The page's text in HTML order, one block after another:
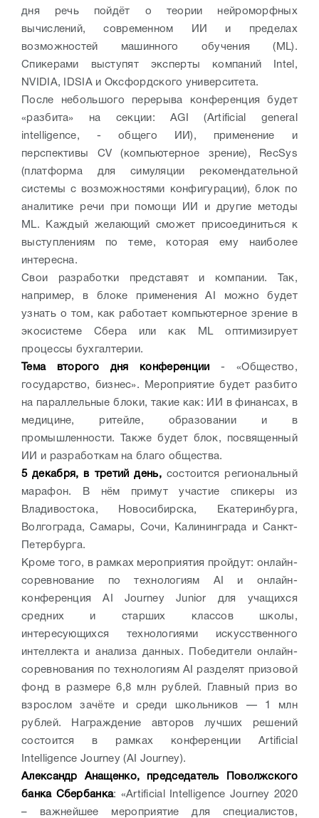
дня речь пойдёт о теории нейроморфных
вычислений, современном ИИ и пределах
возможностей машинного обучения (ML).
Спикерами выступят эксперты компаний Intel,
NVIDIA, IDSIA и Оксфордского университета.
После небольшого перерыва конференция будет
«разбита» на секции: AGI (Artificial general
intelligence, - общего ИИ), применение и
перспективы CV (компьютерное зрение), RecSys
(платформа для симуляции рекомендательной
системы с возможностями конфигурации), блок по
аналитике речи при помощи ИИ и другие методы
ML. Каждый желающий сможет присоединиться к
выступлениям по теме, которая ему наиболее
интересна.
Свои разработки представят и компании. Так,
например, в блоке применения AI можно будет
узнать о том, как работает компьютерное зрение в
экосистеме Сбера или как ML оптимизирует
процессы бухгалтерии.
Тема второго дня конференции- «Общество,
государство, бизнес». Мероприятие будет разбито
на параллельные блоки, такие как: ИИ в финансах, в
медицине, ритейле, образовании и в
промышленности. Также будет блок, посвященный
ИИ и разработкам на благо общества.
5 декабря, в третий день,состоится региональный
марафон. В нём примут участие спикеры из
Владивостока, Новосибирска, Екатеринбурга,
Волгограда, Самары, Сочи, Калининграда и Санкт-
Петербурга.
Кроме того, в рамках мероприятия пройдут: онлайн-
соревнование по технологиям AI и онлайн-
конференция AI Journey Junior для учащихся
средних и старших классов школы,
интересующихся технологиями искусственного
интеллекта и анализа данных. Победители онлайн-
соревнования по технологиям AI разделят призовой
фонд в размере 6,8 млн рублей. Главный приз во
взрослом зачёте и среди школьников — 1 млн
рублей. Награждение авторов лучших решений
состоится в рамках конференции Artificial
Intelligence Journey (AI Journey).
Александр Анащенко, председатель Поволжского
банка Сбербанка: «Artificial Intelligence Journey 2020
– важнейшее мероприятие для специалистов,